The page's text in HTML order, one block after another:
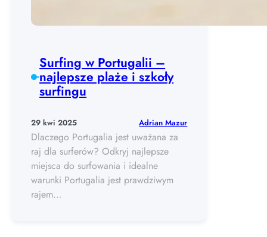
Surfing w Portugalii –
najlepsze plaże i szkoły
surfingu
29 kwi 2025 Adrian Mazur
Dlaczego Portugalia jest uważana za
raj dla surferów? Odkryj najlepsze
miejsca do surfowania i idealne
warunki Portugalia jest prawdziwym
rajem…